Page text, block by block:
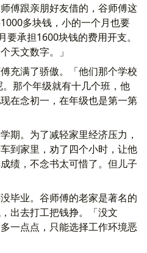
傅跟亲朋好友借的，谷师傅这
多块钱，小的一个月也要
承担1600块钱的费用开支。
天文数字。」
充满了骄傲。「他们那个学校
那个年级就有十几个班，他
在念初一，在年级也是第一第
期。为了减轻家里经济压力，
到家里，劝了四个小时，让他
绩，不念书太可惜了。但儿子
毕业。谷师傅的老家是著名的
出去打工把钱挣。「没文
一点点，只能选择工作环境恶